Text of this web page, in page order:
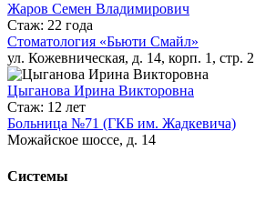
Жаров Семен Владимирович
Стаж: 22 года
Стоматология «Бьюти Смайл»
ул. Кожевническая, д. 14, корп. 1, стр. 2
Цыганова Ирина Викторовна
Стаж: 12 лет
Больница №71 (ГКБ им. Жадкевича)
Можайское шоссе, д. 14
Системы